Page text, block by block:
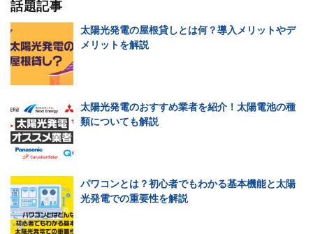
話題記事
太陽光発電の屋根貸しとは何？導入メリットやデ
メリットを解説
太陽光発電のおすすめ業者を紹介！太陽電池の種
類についても解説
パワコンとは？初心者でもわかる基本機能と太陽
光発電での重要性を解説